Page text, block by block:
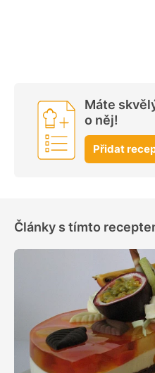
Máte
o něj!
Přidat
Články s tímto